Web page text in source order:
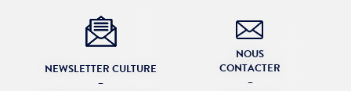
NEWSLETTER CULTURE
–
NOUS
CONTACTER
–